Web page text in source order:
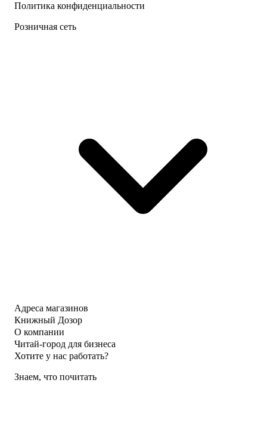
Политика конфиденциальности
Розничная сеть
Адреса магазинов
Книжный Дозор
О компании
Читай-город для бизнеса
Хотите у нас работать?
Знаем, что почитать